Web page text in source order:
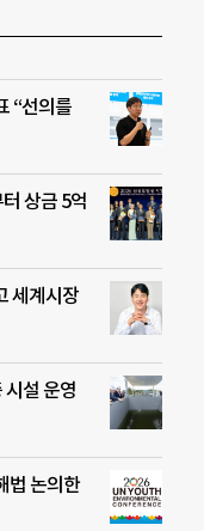
“선의를
상금 5억
세계시장
설 운영
법 논의한